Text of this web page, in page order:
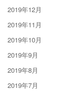
2019年12月
2019年11月
2019年10月
2019年9月
2019年8月
2019年7月